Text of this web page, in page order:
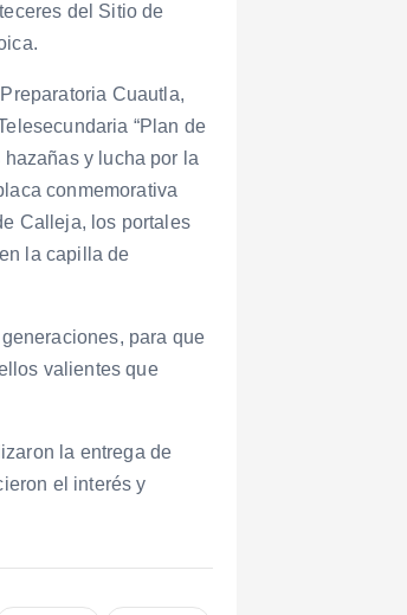
del Sitio de
Cuautla,
“Plan de
y lucha por la
conmemorativa
Calleja, los portales
la capilla de
para que
valientes que
la entrega de
el interés y